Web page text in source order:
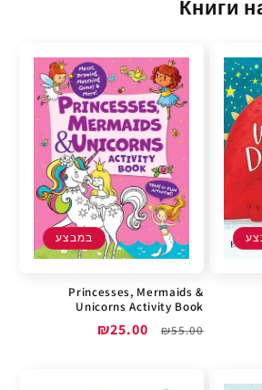
Книги
במבצע
Princesses, Mermaids &
Unicorns Activity Book
מחיר
₪55.00
מחיר
₪25.00